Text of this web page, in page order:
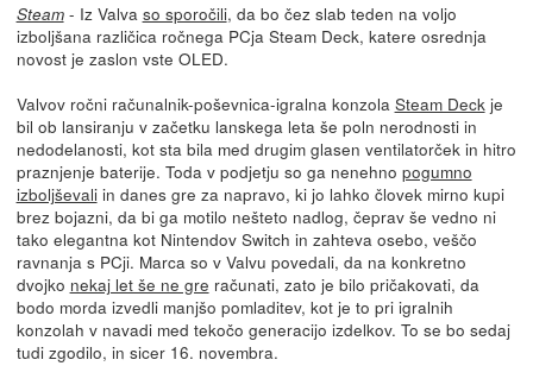
Steam- Iz Valva so sporočili, da bo čez slab teden na voljo
izboljšana različica ročnega PCja Steam Deck, katere osrednja
novost je zaslon vste OLED.
Valvov ročni računalnik-poševnica-igralna konzola Steam Deckje
bil ob lansiranju v začetku lanskega leta še poln nerodnosti in
nedodelanosti, kot sta bila med drugim glasen ventilatorček in hitro
praznjenje baterije. Toda v podjetju so ga nenehno pogumno
izboljševaliin danes gre za napravo, ki jo lahko človek mirno kupi
brez bojazni, da bi ga motilo nešteto nadlog, čeprav še vedno ni
tako elegantna kot Nintendov Switch in zahteva osebo, veščo
ravnanja s PCji. Marca so v Valvu povedali, da na konkretno
dvojko nekaj let še ne gre računati, zato je bilo pričakovati, da
bodo morda izvedli manjšo pomladitev, kot je to pri igralnih
konzolah v navadi med tekočo generacijo izdelkov. To se bo sedaj
tudi zgodilo, in sicer 16. novembra.